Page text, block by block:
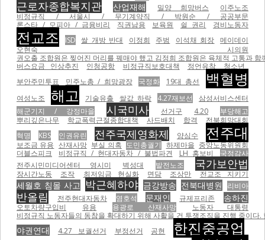
근로자종합복지관 산업재해 밀양 희망버스
이주노조
비정규직 / 서울시 / 무기계약직 / 박원순 / 공공부문
론스타 / 모피아 / 금융비리
직권남용 보육원 쉴 권리 경비노동자
전교조 ISD 쌀 개방 반대 이정희 주범 이석채 회장 메이데이
오현숙 시의원
권오출 조합원은 찢어진 머리를 꿰매야 했고 김정희 조합원은 육체적 고통과
버스요금 인상추진
인청공항 비정규직보호대책 정언유착
청소년
부안주민투표
민주노총 / 희망광장 국정화 19대 총선 백혈병
여성노조 해고 기술유출 쌀값 하락 4.27재보선
삼성서비스센터
해군기지 / 강정마을
시국미사 선거구 4.20
부당해고
뿌리깊은나무
학교폭력근절종합대책 사드배치 합격
전북희망대회
혁명
KBS 인권유린 전주국제영화제 양심수 전주대
보조금 유용 산재사망 부실 의혹 도민총궐기 하제마을 중앙노동위원회
더블스피크
비정규직 / 현대자동차 / 불법파견 LH 홍보비
국정감사
전주시민미디어센터 영시미
벽성대 발전노조 국가보안법
장시간노동 조작 최저임금 현실화 면담 조상만 전교조 지키기
세월호 침몰 사고 박근혜하야 금강방송 전북대병원 리비아
반올림 전주현대자동차 염호석 문재인 규제프리존 송하진
오토차량구입비 유용 용광로 산재사망
노동자 대통령
비정규직 노동자들의 동참을 확대하기 위해 사활을 건 투쟁조직을 진행 중이다.
야권연대 4.27 보궐선거 부정선거 공현
한진중공업